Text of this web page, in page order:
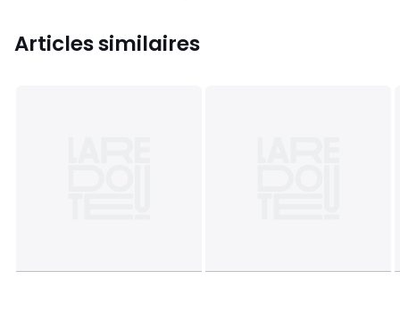
Articles similaires